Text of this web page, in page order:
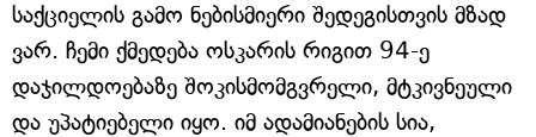
საქციელის გამო ნებისმიერი შედეგისთვის მზად
ვარ. ჩემი ქმედება ოსკარის რიგით 94-ე
დაჯილდოებაზე შოკისმომგვრელი, მტკივნეული
და უპატიებელი იყო. იმ ადამიანების სია,